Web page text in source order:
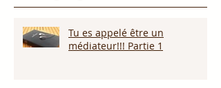
Tu es appelé être un
médiateur!!! Partie 1